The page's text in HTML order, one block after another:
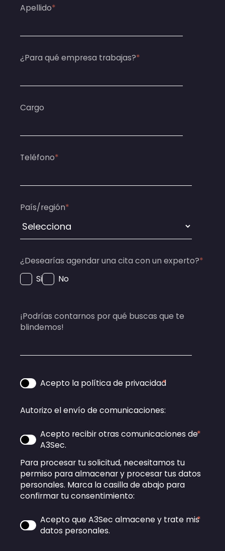
Apellido*
¿Para qué empresa trabajas?*
Cargo
Teléfono*
País/región*
¿Desearías agendar una cita con un experto?*
Si
No
¡Podrías contarnos por qué buscas que te
blindemos!
Acepto la política de privacidad
*
Autorizo el envío de comunicaciones:
Acepto recibir otras comunicaciones de
A3Sec.
*
Para procesar tu solicitud, necesitamos tu
permiso para almacenar y procesar tus datos
personales. Marca la casilla de abajo para
confirmar tu consentimiento:
Acepto que A3Sec almacene y trate mis
datos personales.
*